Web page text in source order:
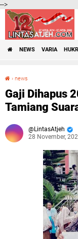
-->
NEWS VARIA
› news
Gaji Dihapus
Tamiang
LintasAtjeh
28 November,